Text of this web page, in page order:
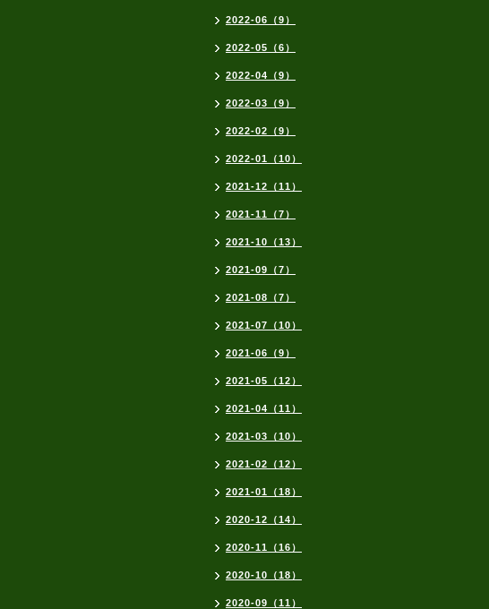
2022-06（9）
2022-05（6）
2022-04（9）
2022-03（9）
2022-02（9）
2022-01（10）
2021-12（11）
2021-11（7）
2021-10（13）
2021-09（7）
2021-08（7）
2021-07（10）
2021-06（9）
2021-05（12）
2021-04（11）
2021-03（10）
2021-02（12）
2021-01（18）
2020-12（14）
2020-11（16）
2020-10（18）
2020-09（11）